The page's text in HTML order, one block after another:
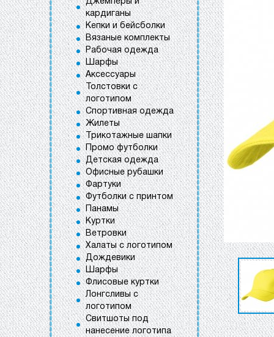
кардиганы
Кепки и бейсболки
Вязаные комплекты
Рабочая одежда
Шарфы
Аксессуары
Толстовки с
логотипом
Спортивная одежда
Жилеты
Трикотажные шапки
Промо футболки
Детская одежда
Офисные рубашки
Фартуки
Футболки с принтом
Панамы
Куртки
Ветровки
Халаты с логотипом
Дождевики
Шарфы
Флисовые куртки
Лонгсливы с
логотипом
Свитшоты под
нанесение логотипа